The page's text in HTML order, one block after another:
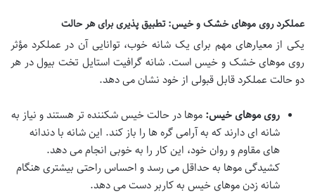
عملکرد روی موهای خشک و خیس: تطبیق پذیری برای هر حالت
یکی از معیارهای مهم برای یک شانه خوب، توانایی آن در عملکرد مؤثر
روی موهای خشک و خیس است. شانه گرافیت استایل تخت بیول در هر
دو حالت عملکرد قابل قبولی از خود نشان می دهد.
روی موهای خیس: موها در حالت خیس شکننده تر هستند و نیاز به
شانه ای دارند که به آرامی گره ها را باز کند. این شانه با دندانه
های مقاوم و روان خود، این کار را به خوبی انجام می دهد.
کشیدگی موها به حداقل می رسد و احساس راحتی بیشتری هنگام
شانه زدن موهای خیس به کاربر دست می دهد.